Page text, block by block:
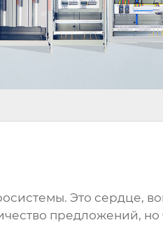
Это сердце,
предложений, но